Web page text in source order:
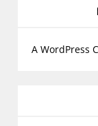
A WordPress